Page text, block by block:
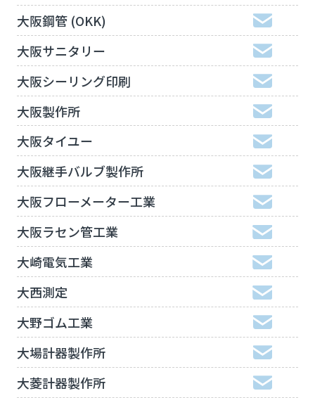
大阪鋼管 (OKK)
大阪サニタリー
大阪シーリング印刷
大阪製作所
大阪タイユー
大阪継手バルブ製作所
大阪フローメーター工業
大阪ラセン管工業
大崎電気工業
大西測定
大野ゴム工業
大場計器製作所
大菱計器製作所